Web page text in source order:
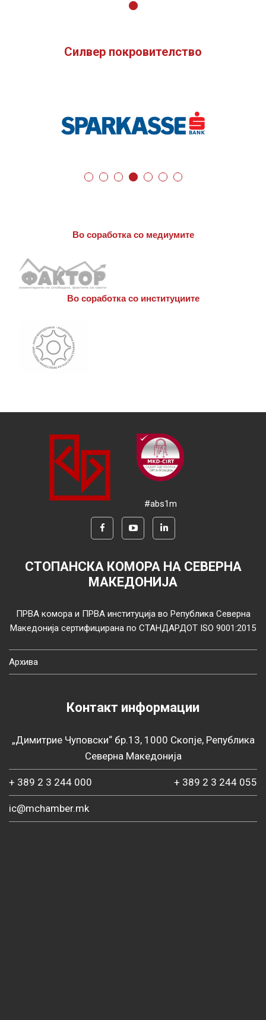
Силвер покровителство
Во соработка со медиумите
Во соработка со институциите
#abs1m
СТОПАНСКА КОМОРА НА СЕВЕРНА
МАКЕДОНИЈА
ПРВА комора и ПРВА институција во Република Северна
Македонија сертифицирана по СТАНДАРДОТ ISO 9001:2015
Архива
Контакт информации
„Димитрие Чуповски“ бр.13, 1000 Скопје, Република
Северна Македонија
+ 389 2 3 244 000 + 389 2 3 244 055
ic@mchamber.mk